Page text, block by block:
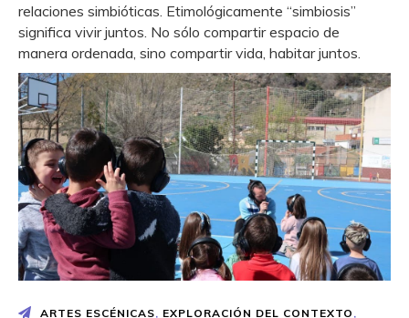
relaciones simbióticas. Etimológicamente “simbiosis”
significa vivir juntos. No sólo compartir espacio de
manera ordenada, sino compartir vida, habitar juntos.
ARTES ESCÉNICAS, EXPLORACIÓN DEL CONTEXTO ,